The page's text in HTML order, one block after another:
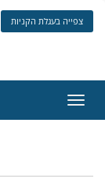
צפייה בעגלת הקניות
ניווט